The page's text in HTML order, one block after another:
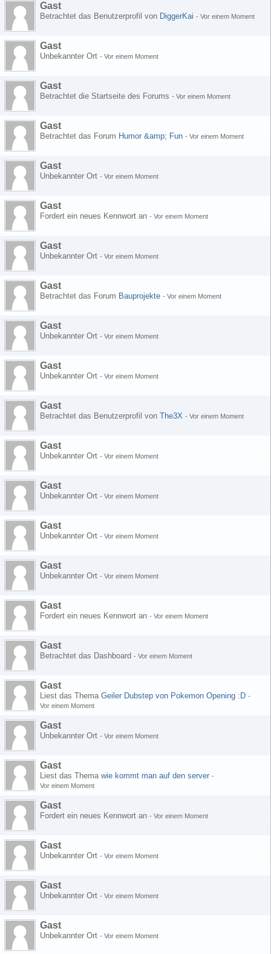
Gast
Betrachtet das Benutzerprofil von DiggerKai - Vor einem Moment
Gast
Unbekannter Ort - Vor einem Moment
Gast
Betrachtet die Startseite des Forums - Vor einem Moment
Gast
Betrachtet das Forum Humor &amp; Fun - Vor einem Moment
Gast
Unbekannter Ort - Vor einem Moment
Gast
Fordert ein neues Kennwort an - Vor einem Moment
Gast
Unbekannter Ort - Vor einem Moment
Gast
Betrachtet das Forum Bauprojekte - Vor einem Moment
Gast
Unbekannter Ort - Vor einem Moment
Gast
Unbekannter Ort - Vor einem Moment
Gast
Betrachtet das Benutzerprofil von The3X - Vor einem Moment
Gast
Unbekannter Ort - Vor einem Moment
Gast
Unbekannter Ort - Vor einem Moment
Gast
Unbekannter Ort - Vor einem Moment
Gast
Unbekannter Ort - Vor einem Moment
Gast
Fordert ein neues Kennwort an - Vor einem Moment
Gast
Betrachtet das Dashboard - Vor einem Moment
Gast
Liest das Thema Geiler Dubstep von Pokemon Opening :D -
Vor einem Moment
Gast
Unbekannter Ort - Vor einem Moment
Gast
Liest das Thema wie kommt man auf den server -
Vor einem Moment
Gast
Fordert ein neues Kennwort an - Vor einem Moment
Gast
Unbekannter Ort - Vor einem Moment
Gast
Unbekannter Ort - Vor einem Moment
Gast
Unbekannter Ort - Vor einem Moment